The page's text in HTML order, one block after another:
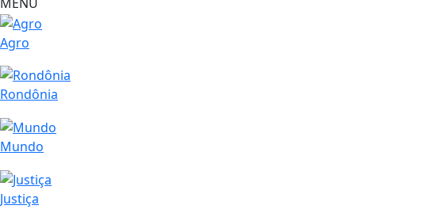
Agro
Rondônia
Mundo
Justiça